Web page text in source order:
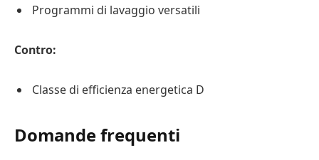
Programmi di lavaggio versatili
Contro:
Classe di efficienza energetica D
Domande frequenti